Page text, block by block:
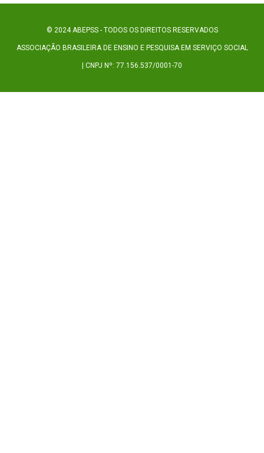
© 2024 ABEPSS - TODOS OS DIREITOS RESERVADOS
ASSOCIAÇÃO BRASILEIRA DE ENSINO E PESQUISA EM SERVIÇO SOCIAL
| CNPJ Nº: 77.156.537/0001-70